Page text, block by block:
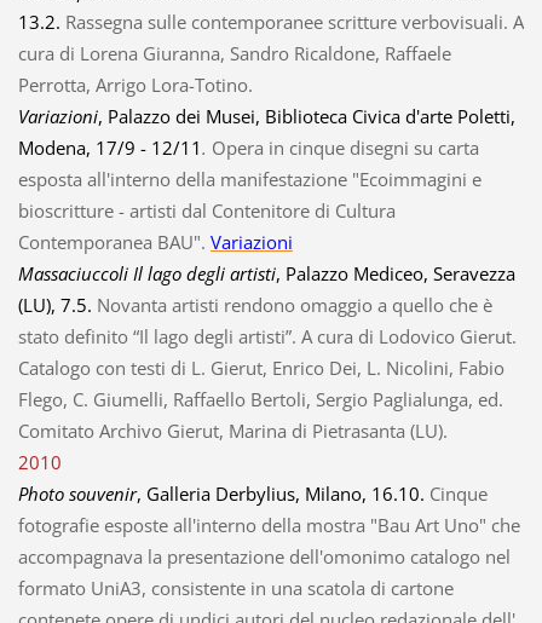
13.2. Rassegna sulle contemporanee scritture verbovisuali. A
cura di Lorena Giuranna, Sandro Ricaldone, Raffaele
Perrotta, Arrigo Lora-Totino.
Variazioni, Palazzo dei Musei, Biblioteca Civica d'arte Poletti,
Modena, 17/9 - 12/11. Opera in cinque disegni su carta
esposta all'interno della manifestazione "Ecoimmagini e
bioscritture - artisti dal Contenitore di Cultura
Contemporanea BAU". Variazioni
Massaciuccoli Il lago degli artisti, Palazzo Mediceo, Seravezza
(LU), 7.5. Novanta artisti rendono omaggio a quello che è
stato definito “Il lago degli artisti”. A cura di Lodovico Gierut.
Catalogo con testi di L. Gierut, Enrico Dei, L. Nicolini, Fabio
Flego, C. Giumelli, Raffaello Bertoli, Sergio Paglialunga, ed.
Comitato Archivo Gierut, Marina di Pietrasanta (LU).
2010
Photo souvenir, Galleria Derbylius, Milano, 16.10. Cinque
fotografie esposte all'interno della mostra "Bau Art Uno" che
accompagnava la presentazione dell'omonimo catalogo nel
formato UniA3, consistente in una scatola di cartone